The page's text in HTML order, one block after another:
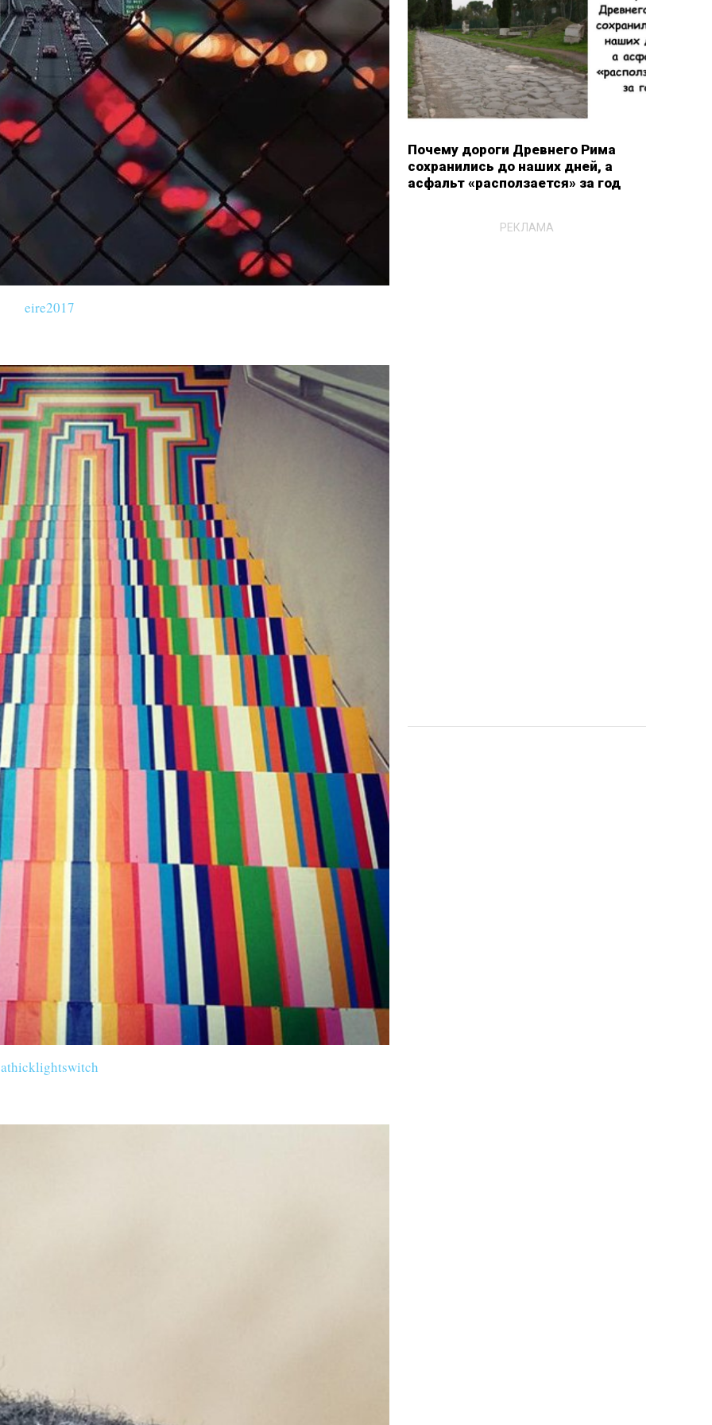
eire2017
athicklightswitch
Почему дороги Древнего Рима
сохранились до наших дней, а
асфальт «расползается» за год
РЕКЛАМА